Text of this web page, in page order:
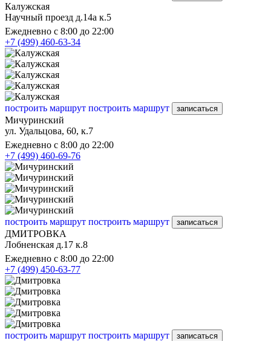
Калужская
Научный проезд д.14а к.5
Ежедневно с 8:00 до 22:00
+7 (499) 460-63-34
построить маршрут построить маршрут записаться
Мичуринский
ул. Удальцова, 60, к.7
Ежедневно с 8:00 до 22:00
+7 (499) 460-69-76
построить маршрут построить маршрут записаться
ДМИТРОВКА
Лобненская д.17 к.8
Ежедневно с 8:00 до 22:00
+7 (499) 450-63-77
построить маршрут построить маршрут записаться